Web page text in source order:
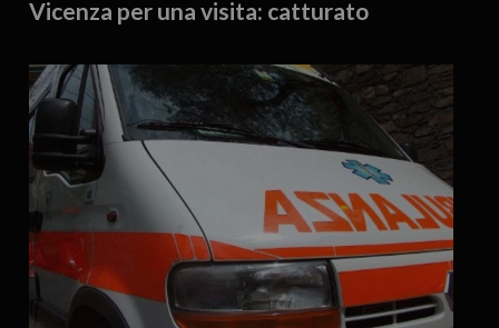
Vicenza per una visita: catturato